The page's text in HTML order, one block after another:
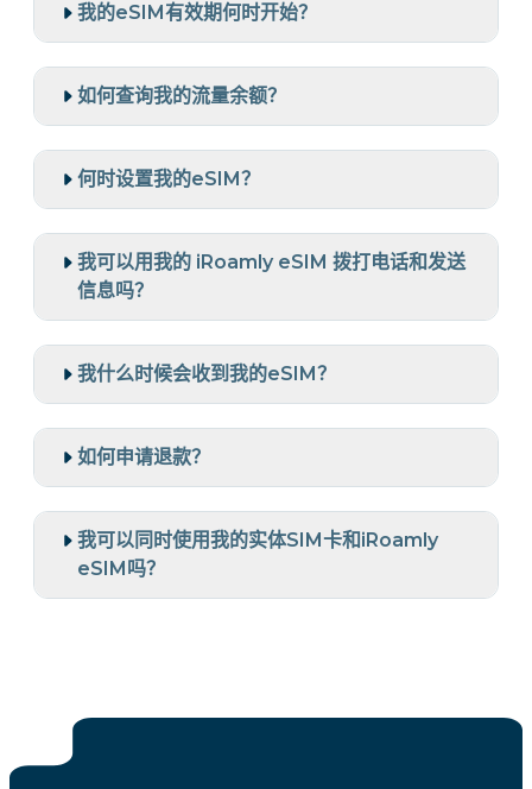
我的eSIM有效期何时开始？
如何查询我的流量余额？
何时设置我的eSIM？
我可以用我的 iRoamly eSIM 拨打电话和发送
信息吗？
我什么时候会收到我的eSIM？
如何申请退款？
我可以同时使用我的实体SIM卡和iRoamly
eSIM吗？